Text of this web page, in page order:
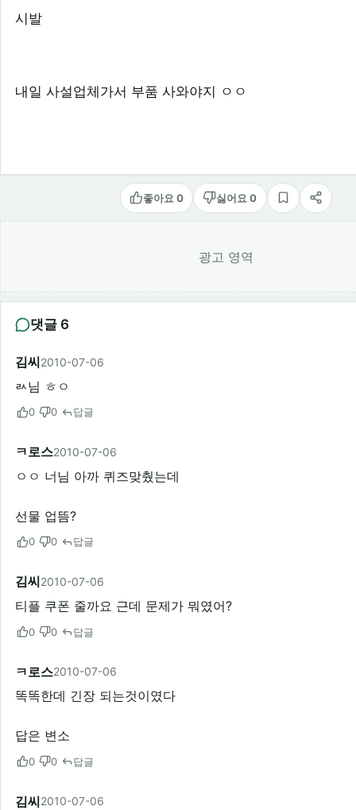
시발
내일 사설업체가서 부품 사와야지 ㅇㅇ
좋아요 0 싫어요 0
스크랩공유
광고 영역
댓글 6
김씨2010-07-06
ㄽ님 ㅎㅇ
0 0 답글
ㅋ로스2010-07-06
ㅇㅇ 너님 아까 퀴즈맞췄는데
선물 업뜸?
0 0 답글
김씨2010-07-06
티플 쿠폰 줄까요 근데 문제가 뭐였어?
0 0 답글
ㅋ로스2010-07-06
똑똑한데 긴장 되는것이였다
답은 변소
0 0 답글
김씨2010-07-06